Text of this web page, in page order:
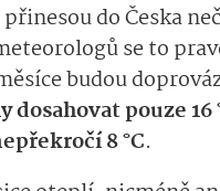
do Česka
se to
budou
pouze 16
8 °C.